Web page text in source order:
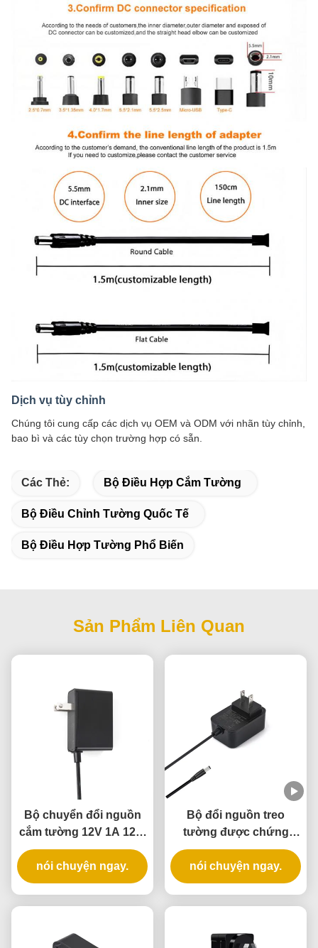
Dịch vụ tùy chỉnh
Chúng tôi cung cấp các dịch vụ OEM và ODM với nhãn tùy chỉnh,
bao bì và các tùy chọn trường hợp có sẵn.
Các Thẻ: Bộ Điều Hợp Cắm Tường
Bộ Điều Chỉnh Tường Quốc Tế
Bộ Điều Hợp Tường Phổ Biến
Sản Phẩm Liên Quan
Bộ chuyển đổi nguồn
cắm tường 12V 1A 12W
được UL Listed, bảo
hành 3 năm và có nhiều
lớp bảo vệ
nói chuyện ngay.
Bộ đổi nguồn treo
tường được chứng
nhận UL với đầu ra 5V
12V 24V và công suất
12W 24W cho Khóa cửa
nói chuyện ngay.